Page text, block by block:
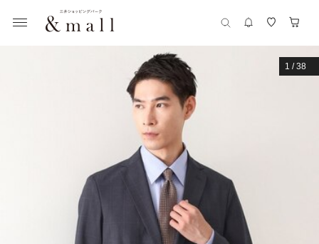
1 /38